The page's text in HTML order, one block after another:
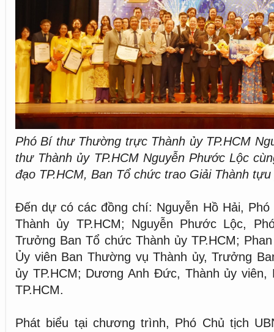
Phó Bí thư Thường trực Thành ủy TP.HCM
thư Thành ủy TP.HCM Nguyễn Phước Lộc
đạo TP.HCM, Ban Tổ chức trao Giải Thành
Đến dự có các đồng chí: Nguyễn Hồ Hải,
Thành ủy TP.HCM; Nguyễn Phước Lộc,
Trưởng Ban Tổ chức Thành ủy TP.HCM;
Ủy viên Ban Thường vụ Thành ủy, Trưởng
ủy TP.HCM; Dương Anh Đức, Thành ủy viên,
TP.HCM.
Phát biểu tại chương trình, Phó Chủ tịch